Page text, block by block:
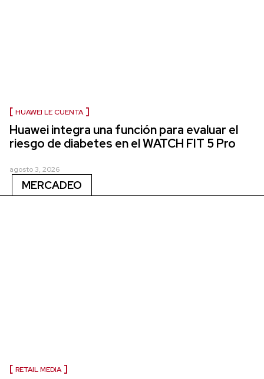
HUAWEI LE CUENTA
Huawei integra una función para evaluar el
riesgo de diabetes en el WATCH FIT 5 Pro
agosto 3, 2026
MERCADEO
RETAIL MEDIA